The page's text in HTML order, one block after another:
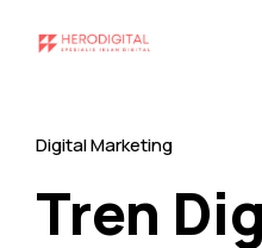
Digital Marketing
Tren